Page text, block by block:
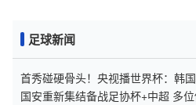
足球新闻
首秀碰硬骨头！央视播世界杯：韩
仁，能否助力球队取胜
国安重新集结备战足协杯+中超 多